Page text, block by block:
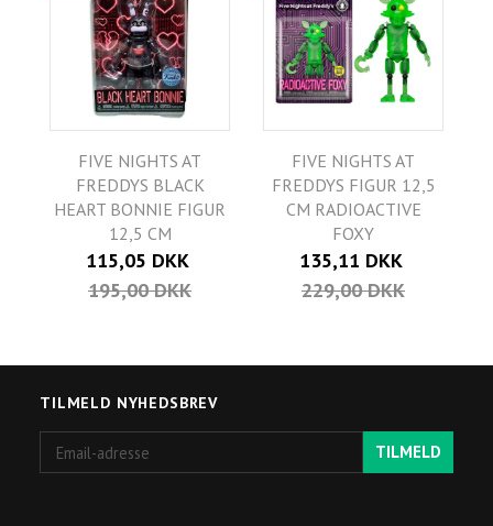
FIVE NIGHTS AT
FREDDYS BLACK
HEART BONNIE FIGUR
12,5 CM
115,05 DKK
195,00 DKK
FIVE NIGHTS AT
FREDDYS FIGUR 12,5
CM RADIOACTIVE
FOXY
135,11 DKK
229,00 DKK
TILMELD NYHEDSBREV
adresse
TILMELD